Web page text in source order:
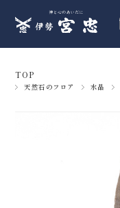
TOP
天然石のフロア 水晶